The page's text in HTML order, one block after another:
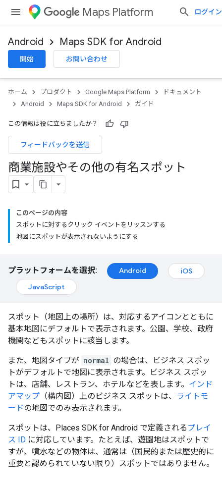
Maps Platform ログイン
Android Maps SDK for Android
開始 お問い合わせ
ホーム プロダクト Google Maps Platform
ドキュメント
Android
Maps SDK for Android ガイド
この情報は役に立ちましたか？
フィードバックを送信
商業施設やその他の有名スポット
このページの内容
スポットに対するクリック イベントをリッスンする
地図にスポットが表示されないようにする
プラットフォームを選択: Android
iOS
JavaScript
スポット（地図上の場所）は、対応するアイコンとともに
基本地図にデフォルトで表示されます。公園、学校、政府
機関などもスポットに該当します。
また、地図タイプが normal の場合は、ビジネス スポッ
トがデフォルトで地図に表示されます。ビジネス スポッ
トは、店舗、レストラン、ホテルなどを表します。 インド
アマップ （構内図）上のビジネス スポットは、
ライトモ
ードの地図でのみ表示されます。
スポットは、Places SDK for Android で定義される プレイ
ス ID に対応しています。たとえば、遊園地はスポットで
すが、噴水などの物体は、通常は（国民的または歴史的に
重要と認められていない限り）スポットではありません。